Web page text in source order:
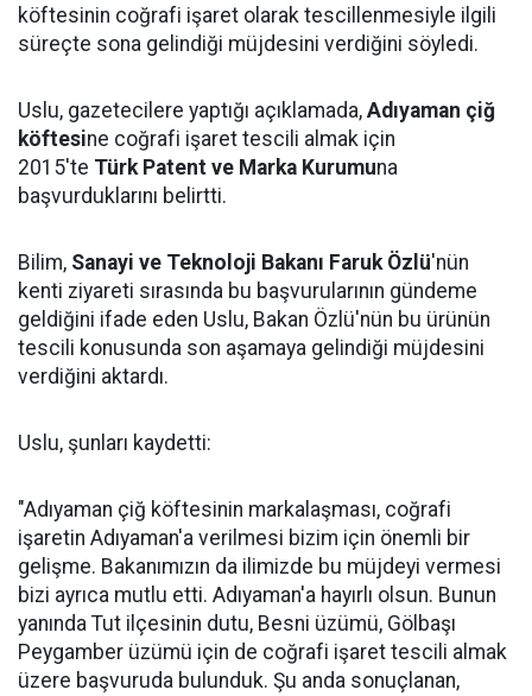
köftesinin coğrafi işaret olarak tescillenmesiyle ilgili
süreçte sona gelindiği müjdesini verdiğini söyledi.
Uslu, gazetecilere yaptığı açıklamada, Adıyaman çiğ
köftesine coğrafi işaret tescili almak için
2015'te Türk Patent ve Marka Kurumuna
başvurduklarını belirtti.
Bilim, Sanayi ve Teknoloji Bakanı Faruk Özlü'nün
kenti ziyareti sırasında bu başvurularının gündeme
geldiğini ifade eden Uslu, Bakan Özlü'nün bu ürünün
tescili konusunda son aşamaya gelindiği müjdesini
verdiğini aktardı.
Uslu, şunları kaydetti:
"Adıyaman çiğ köftesinin markalaşması, coğrafi
işaretin Adıyaman'a verilmesi bizim için önemli bir
gelişme. Bakanımızın da ilimizde bu müjdeyi vermesi
bizi ayrıca mutlu etti. Adıyaman'a hayırlı olsun. Bunun
yanında Tut ilçesinin dutu, Besni üzümü, Gölbaşı
Peygamber üzümü için de coğrafi işaret tescili almak
üzere başvuruda bulunduk. Şu anda sonuçlanan,